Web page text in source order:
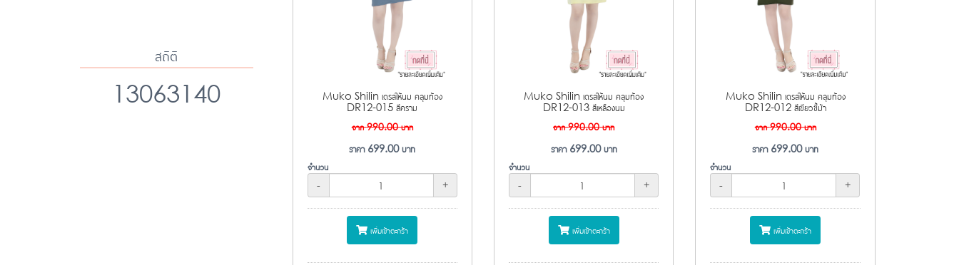
สถิติ
13063140
Muko Shilin เดรสให้นม คลุมท้อง
DR12-015 สีคราม
จาก990.00บาท
ราคา 699.00บาท
จำนวน
-
+
เพิ่มเข้าตะกร้า
Muko Shilin เดรสให้นม คลุมท้อง
DR12-013 สีเหลืองนม
จาก990.00บาท
ราคา 699.00บาท
จำนวน
-
+
เพิ่มเข้าตะกร้า
Muko Shilin เดรสให้นม คลุมท้อง
DR12-012 สีเขียวขี้ม้า
จาก990.00บาท
ราคา 699.00บาท
จำนวน
-
+
เพิ่มเข้าตะกร้า